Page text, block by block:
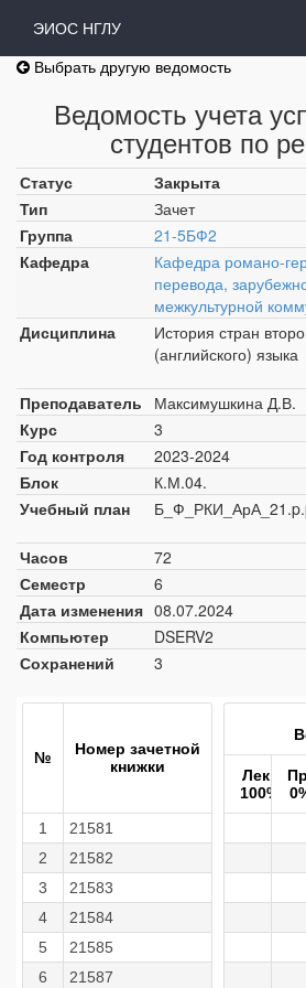
ЭИОС НГЛУ
Выбрать другую ведомость
Ведомость учета
студентов по
Статус
Закрыта
Тип
Зачет
Группа
21-5БФ2
Кафедра
Кафедра романо-
перевода,
межкультурной
Дисциплина
История стран
(английского) языка
Преподаватель
Максимушкина Д.В.
Курс
3
Год контроля
2023-2024
Блок
К.М.04.
Учебный план
Часов
72
Семестр
6
Дата изменения 08.07.2024
Компьютер
DSERV2
Сохранений
3
№
Номер зачетной
книжки
1
21581
2
21582
3
21583
4
21584
5
21585
6
21587
Лек.
100%